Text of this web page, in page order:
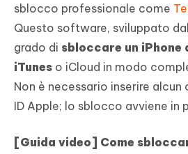
sblocco professionale come
Questo software, sviluppato
grado di sbloccare un
iTunes o iCloud in modo
Non è necessario inserire
ID Apple; lo sblocco avviene in
[Guida video] Come